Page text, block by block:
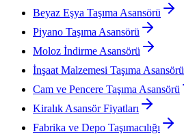
Beyaz Eşya Taşıma Asansörü
Piyano Taşıma Asansörü
Moloz İndirme Asansörü
İnşaat Malzemesi Taşıma Asansörü
Cam ve Pencere Taşıma Asansörü
Kiralık Asansör Fiyatları
Fabrika ve Depo Taşımacılığı